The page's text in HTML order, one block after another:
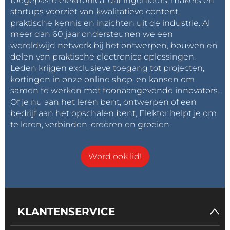
startups voorziet van kwalitatieve content,
praktische kennis en inzichten uit de industrie. Al
meer dan 60 jaar ondersteunen we een
wereldwijd netwerk bij het ontwerpen, bouwen en
delen van praktische electronica oplossingen.
Leden krijgen exclusieve toegang tot projecten,
kortingen in onze online shop, en kansen om
samen te werken met toonaangevende innovators.
Of je nu aan het leren bent, ontwerpen of een
bedrijf aan het opschalen bent, Elektor helpt je om
te leren, verbinden, creëren en groeien.
Word ook lid!
KLANTENSERVICE